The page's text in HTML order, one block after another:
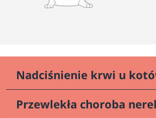
Nadciśnienie krwi u
Przewlekła choroba